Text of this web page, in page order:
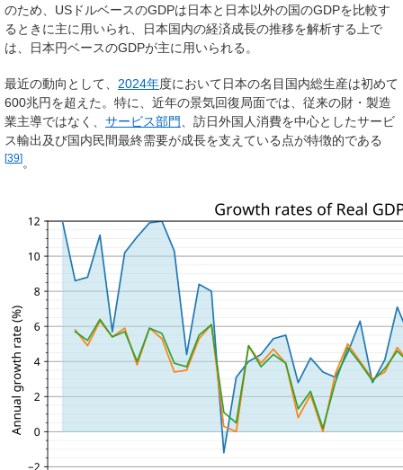
のため、USドルベースのGDPは日本と日本以外の国のGDPを比較す
るときに主に用いられ、日本国内の経済成長の推移を解析する上で
は、日本円ベースのGDPが主に用いられる。
最近の動向として、 2024年度において日本の名目国内総生産は初めて
600兆円を超えた。特に、近年の景気回復局面では、従来の財・製造
業主導ではなく、 サービス部門
、訪日外国人消費を中心としたサービ
ス輸出及び国内民間最終需要が成長を支えている点が特徴的である
[39]。